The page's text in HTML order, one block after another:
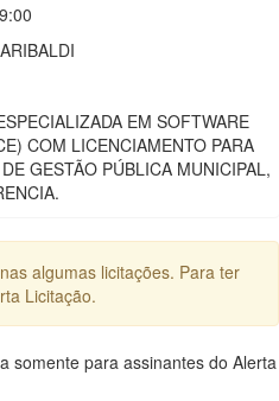
EM SOFTWARE
COM LICENCIAMENTO PARA
GESTÃO PÚBLICA MUNICIPAL,
algumas licitações. Para ter
Licitação.
somente para assinantes do Alerta